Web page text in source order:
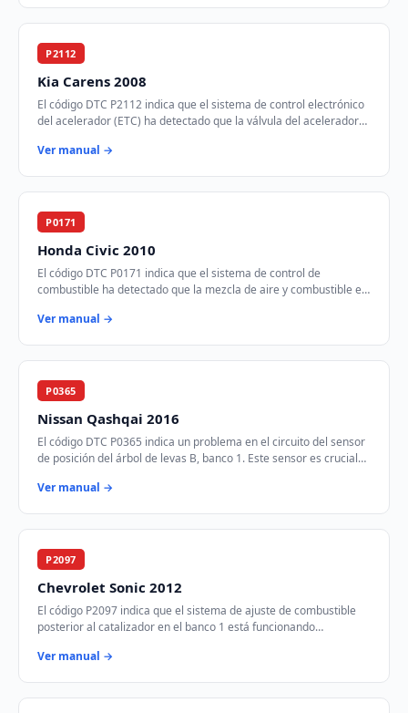
P2112
Kia Carens 2008
El código DTC P2112 indica que el sistema de control electrónico
del acelerador (ETC) ha detectado que la válvula del acelerador
Ver manual →
P0171
Honda Civic 2010
El código DTC P0171 indica que el sistema de control de
combustible ha detectado que la mezcla de aire y combustible es
Ver manual →
P0365
Nissan Qashqai 2016
El código DTC P0365 indica un problema en el circuito del sensor
de posición del árbol de levas B, banco 1. Este sensor es crucial
Ver manual →
P2097
Chevrolet Sonic 2012
El código P2097 indica que el sistema de ajuste de combustible
posterior al catalizador en el banco 1 está funcionando
Ver manual →